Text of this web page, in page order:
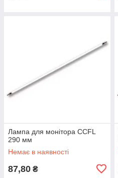
Лампа для монітора CCFL
290 мм
Немає в наявності
87,80 ₴